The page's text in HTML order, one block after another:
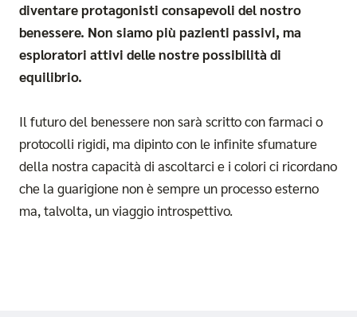
diventare protagonisti consapevoli del nostro
benessere. Non siamo più pazienti passivi, ma
esploratori attivi delle nostre possibilità di
equilibrio.
Il futuro del benessere non sarà scritto con farmaci o
protocolli rigidi, ma dipinto con le infinite sfumature
della nostra capacità di ascoltarci e i colori ci ricordano
che la guarigione non è sempre un processo esterno
ma, talvolta, un viaggio introspettivo.